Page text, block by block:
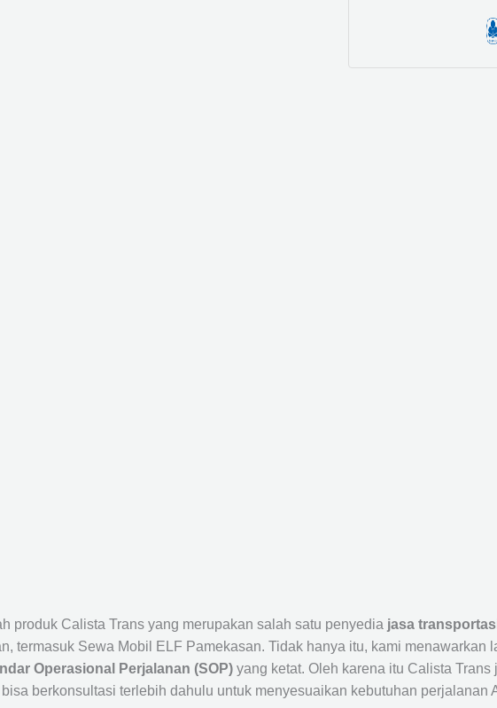
produk Calista Trans yang merupakan salah satu penyedia jasa
termasuk Sewa Mobil ELF Pamekasan. Tidak hanya itu, kami menawarkan
Operasional Perjalanan (SOP) yang ketat. Oleh karena itu Calista
berkonsultasi terlebih dahulu untuk menyesuaikan kebutuhan perjalanan